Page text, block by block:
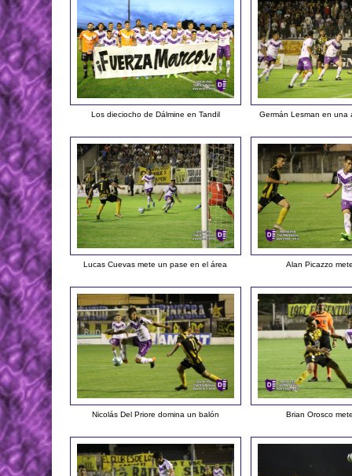
Los dieciocho de Dálmine en Tandil Germán Lesman en una
Lucas Cuevas mete un pase en el área Alan Picazzo
Nicolás Del Priore domina un balón Brian Orosco